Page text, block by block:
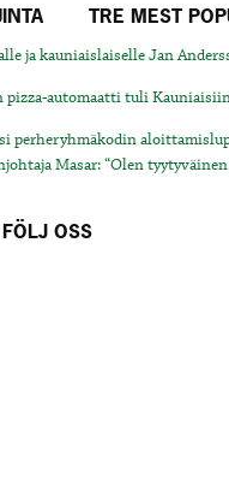
TRE MEST
ja kauniaislaiselle Jan
pizza-automaatti tuli
perheryhmäkodin
Masar: “Olen
OSS